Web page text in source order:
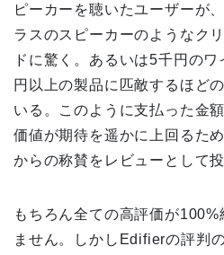
ピーカーを聴いたユーザーが
ラスのスピーカーのようなク
ドに驚く。あるいは5千円の
円以上の製品に匹敵するほど
いる。このように支払った金
価値が期待を遥かに上回るた
からの称賛をレビューとして
もちろん全ての高評価が
ません。しかしEdifierの評判